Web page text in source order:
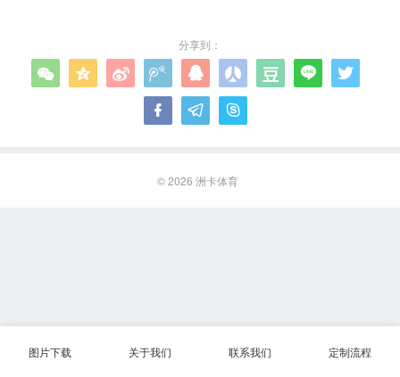
分享到：
       


 
© 2026 洲卡体育
图片下载 关于我们 联系我们 定制流程